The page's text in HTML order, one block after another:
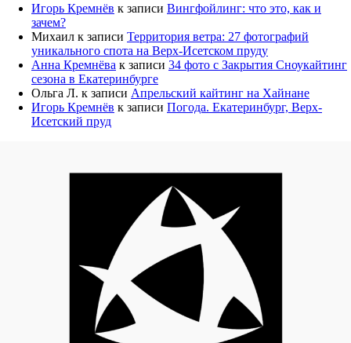
Игорь Кремнёв к записи Вингфойлинг: что это, как и
зачем?
Михаил к записи Территория ветра: 27 фотографий
уникального спота на Верх-Исетском пруду
Анна Кремнёва к записи 34 фото с Закрытия Сноукайтинг
сезона в Екатеринбурге
Ольга Л. к записи Апрельский кайтинг на Хайнане
Игорь Кремнёв к записи Погода. Екатеринбург, Верх-
Исетский пруд